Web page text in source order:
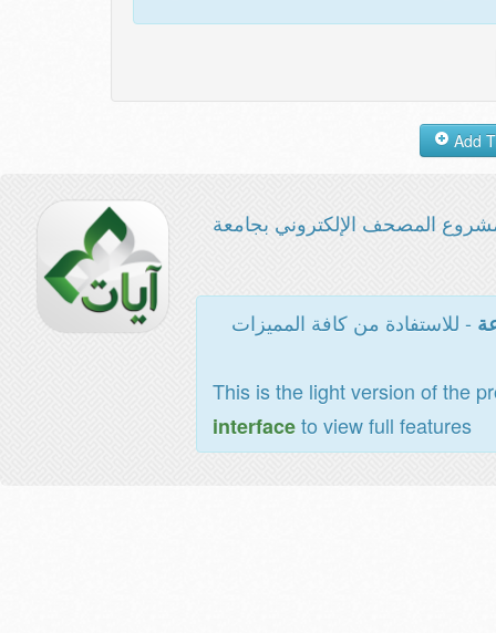
المصحف الإلكتروني بجامعة
- للاستفادة من كافة المميزات
This is the light version of the
interfaceto view full features